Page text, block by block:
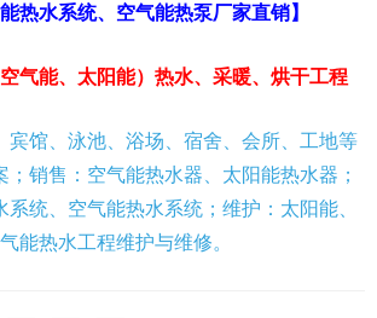
能热水系统、空气能热泵厂家直销】
气能、太阳能）热水、采暖、烘干工程
宾馆、泳池、浴场、宿舍、会所、工地等
；销售：空气能热水器、太阳能热水器；
统、空气能热水系统；维护：太阳能、
能热水工程维护与维修。